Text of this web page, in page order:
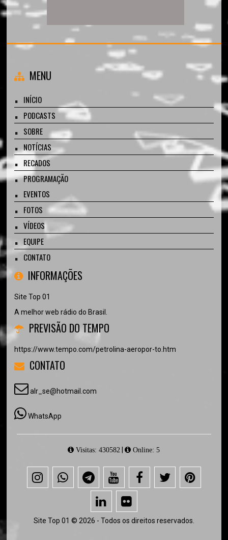
MENU
INÍCIO
PODCASTS
SOBRE
NOTÍCIAS
RECADOS
PROGRAMAÇÃO
EVENTOS
FOTOS
VÍDEOS
EQUIPE
CONTATO
INFORMAÇÕES
Site Top 01
A melhor web rádio do Brasil.
PREVISÃO DO TEMPO
https://www.tempo.com/petrolina-aeropor-to.htm
CONTATO
alr_se@hotmail.com
WhatsApp
Visitas: 430582 | Online: 5
Site Top 01 © 2026 - Todos os direitos reservados.